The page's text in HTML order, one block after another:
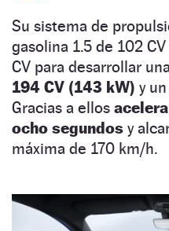
Su sistema de
gasolina 1.5 de 102
CV para desarrollar una
194 CV (143 kW) y
Gracias a ellos
ocho segundos y
máxima de 170 km/h.